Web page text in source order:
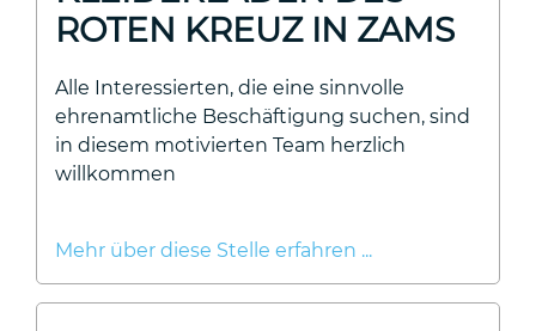
ROTEN KREUZ IN ZAMS
Alle Interessierten, die eine sinnvolle
ehrenamtliche Beschäftigung suchen, sind
in diesem motivierten Team herzlich
willkommen
Mehr über diese Stelle erfahren ...